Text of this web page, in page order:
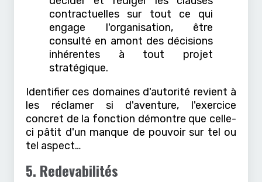
contractuelles sur tout ce qui
engage l'organisation, être
consulté en amont des décisions
inhérentes à tout projet
stratégique.
Identifier ces domaines d'autorité revient à
les réclamer si d'aventure, l'exercice
concret de la fonction démontre que celle-
ci pâtit d'un manque de pouvoir sur tel ou
tel aspect…
5. Redevabilités